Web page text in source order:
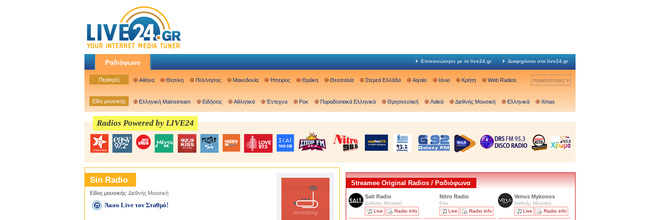
Ραδιόφωνο Επικοινώνησε με το live24.gr Διαφημίσου στο live24.gr
Περιοχές Αθήνα Θεσ/κη Πελ/νησος Μακεδονία Ήπειρος Θράκη Θεσσαλία Στερεά Ελλάδα Αιγαίο Ιόνιο Κρήτη Web Radios περισσότερες »
Είδη μουσικής Ελληνική Mainstream Ειδήσεις Αθλητικά Έντεχνα Ροκ Παραδοσιακά Ελληνικά Θρησκευτική Λαϊκά Διεθνής Μουσική Ελληνικά Xmas
Radios Powered by LIVE24
Sin Radio
Είδος μουσικής: Διεθνής Μουσική
Άκου Live τον Σταθμό!
Streamee Original Radios / Ραδιόφωνα
Salt Radio
Διεθνής Μουσική
Live
Radio info
Nitro Radio
Ροκ
Live
Radio info
Venus Mykonos
Διεθνής Μουσική
Live
Radio info